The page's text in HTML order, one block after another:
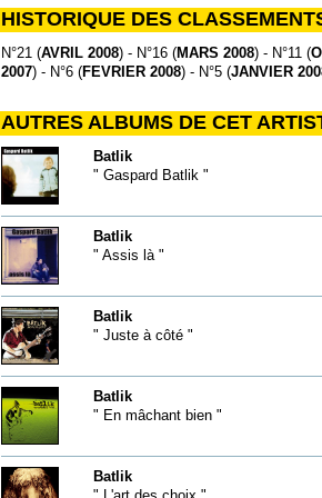
HISTORIQUE DES
N°21 (AVRIL 2008) - N°16 (MARS 2008) - N°11 (
2007) - N°6 (FEVRIER 2008) - N°5 (JANVIER
AUTRES ALBUMS DE CET
Batlik
" Gaspard Batlik "
Batlik
" Assis là "
Batlik
" Juste à côté "
Batlik
" En mâchant bien "
Batlik